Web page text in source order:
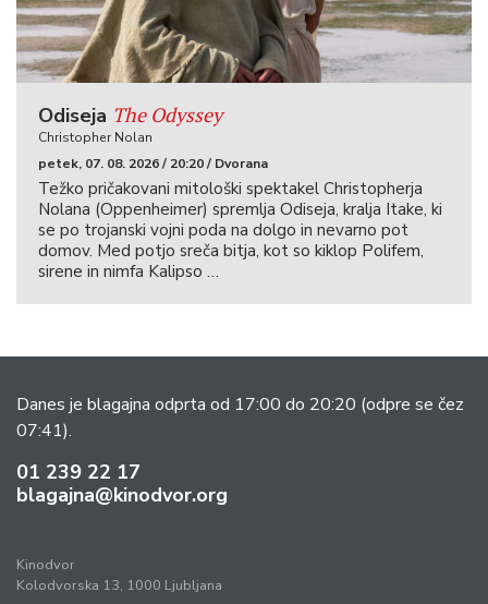
Odiseja The Odyssey
Christopher Nolan
petek, 07. 08. 2026 / 20:20 / Dvorana
Težko pričakovani mitološki spektakel Christopherja
Nolana (Oppenheimer) spremlja Odiseja, kralja Itake, ki
se po trojanski vojni poda na dolgo in nevarno pot
domov. Med potjo sreča bitja, kot so kiklop Polifem,
sirene in nimfa Kalipso …
Danes je blagajna odprta od 17:00 do 20:20 (odpre se čez
07:41).
01 239 22 17
blagajna@kinodvor.org
Kinodvor
Kolodvorska 13, 1000 Ljubljana